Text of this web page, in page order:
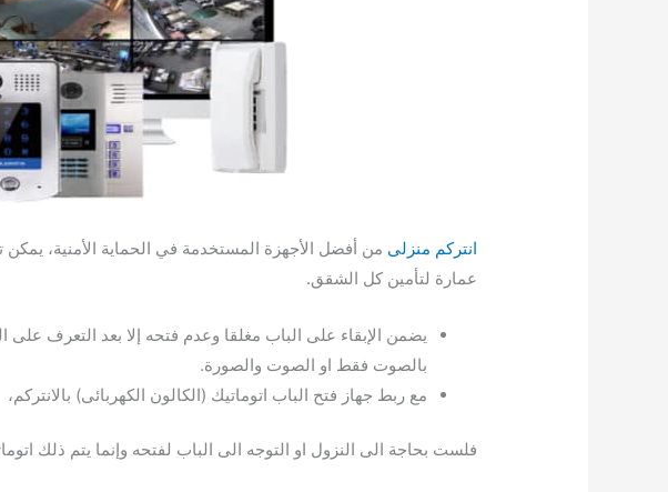
انتركم منزلى من أفضل الأجهزة المستخدمة في الحماية الأمنية،
عمارة لتأمين كل الشقق.
يضمن الإبقاء على الباب مغلقا وعدم فتحه إلا بعد التعرف
بالصوت فقط او الصوت والصورة.
مع ربط جهاز فتح الباب اتوماتيك (الكالون الكهربائى) بالانتركم،
فلست بحاجة الى النزول او التوجه الى الباب لفتحه وإنما يتم ذلك